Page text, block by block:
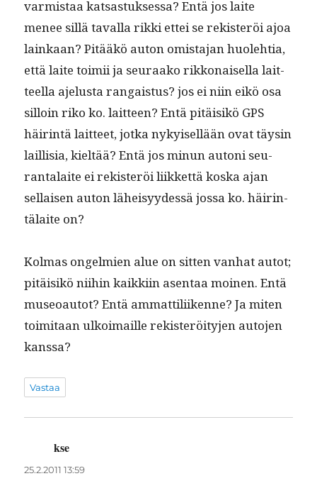
varmis­taa kat­sas­tuk­ses­sa? Entä jos laite
menee sil­lä taval­la rik­ki ettei se rek­isteröi ajoa
lainkaan? Pitääkö auton omis­ta­jan huole­htia,
että laite toimii ja seu­raako rikkon­aisel­la lait­
teel­la ajelus­ta ran­gais­tus? jos ei niin eikö osa
sil­loin riko ko. lait­teen? Entä pitäisikö GPS
häir­in­tä lait­teet, jot­ka nykyisel­lään ovat täysin
lail­lisia, kieltää? Entä jos min­un autoni seu­
ran­ta­laite ei rek­isteröi liikket­tä kos­ka ajan
sel­l­aisen auton läheisyy­dessä jos­sa ko. häir­in­
tälaite on?
Kol­mas ongelmien alue on sit­ten van­hat autot;
pitäisikö niihin kaikki­in asen­taa moinen. Entä
museoau­tot? Entä ammat­tili­ikenne? Ja miten
toim­i­taan ulkoimaille rek­isteröi­ty­jen auto­jen
kanssa?
Vastaa
kse
25.2.2011 13:59